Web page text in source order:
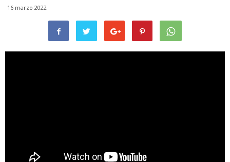
16 marzo 2022